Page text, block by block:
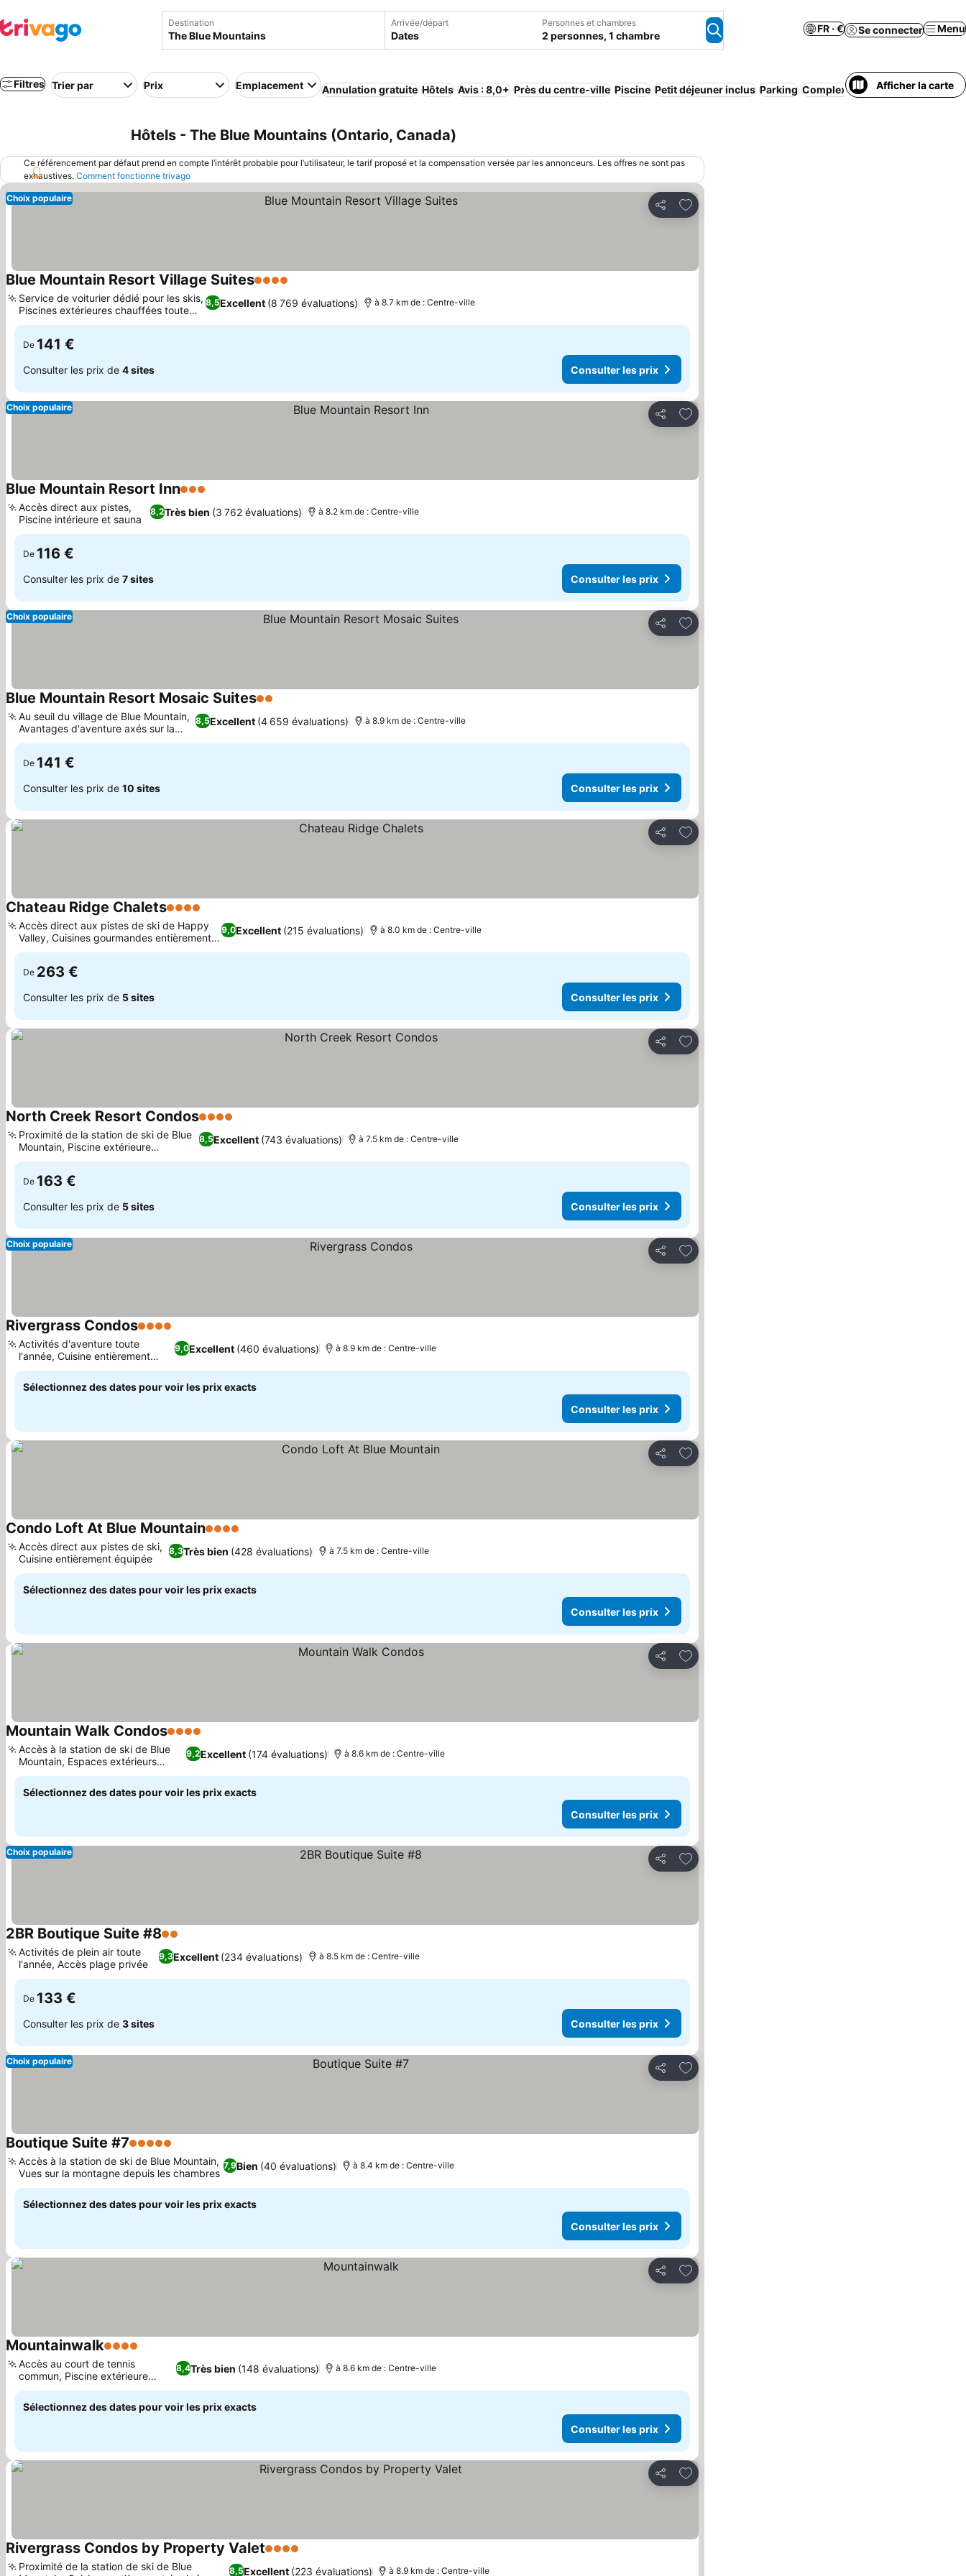
Destination Arrivée/départ
Dates
Personnes et chambres
2 personnes, 1 chambre
FR · € Se connecter Menu
Filtres Trier par Prix Emplacement Annulation gratuite Hôtels Avis : 8,0+ Près du centre-ville Piscine Petit déjeuner inclus Parking Complexe touristiqueAfficher la carte
Hôtels - The Blue Mountains (Ontario, Canada)
Ce référencement par défaut prend en compte l’intérêt probable pour l’utilisateur, le tarif proposé et la compensation versée par les annonceurs. Les offres ne sont pas
exhaustives. Comment fonctionne trivago
Partager
Ajouter à mes favoris
Choix populaire
Blue Mountain Resort Village Suites4 Étoiles
8,5Excellent (8 769 évaluations)
Service de voiturier dédié pour les skis,
Piscines extérieures chauffées toute
l'année
à 8.7 km de : Centre-ville
De 141 €
Consulter les prix de 4 sites Consulter les prix
Partager
Ajouter à mes favoris
Choix populaire
Blue Mountain Resort Inn3 Étoiles
8,2Très bien (3 762 évaluations)
Accès direct aux pistes,
Piscine intérieure et sauna
à 8.2 km de : Centre-ville
De 116 €
Consulter les prix de 7 sites Consulter les prix
Partager
Ajouter à mes favoris
Choix populaire
Blue Mountain Resort Mosaic Suites2 Étoiles
8,5Excellent (4 659 évaluations)
Au seuil du village de Blue Mountain,
Avantages d'aventure axés sur la
famille
à 8.9 km de : Centre-ville
De 141 €
Consulter les prix de 10 sites Consulter les prix
Partager
Ajouter à mes favoris
Chateau Ridge Chalets4 Étoiles
9,0Excellent (215 évaluations)
Accès direct aux pistes de ski de Happy
Valley, Cuisines gourmandes entièrement
équipées
à 8.0 km de : Centre-ville
De 263 €
Consulter les prix de 5 sites Consulter les prix
Partager
Ajouter à mes favoris
North Creek Resort Condos4 Étoiles
8,5Excellent (743 évaluations)
Proximité de la station de ski de Blue
Mountain, Piscine extérieure
saisonnière
à 7.5 km de : Centre-ville
De 163 €
Consulter les prix de 5 sites Consulter les prix
Partager
Ajouter à mes favoris
Choix populaire
Rivergrass Condos4 Étoiles
9,0Excellent (460 évaluations)
Activités d'aventure toute
l'année, Cuisine entièrement
équipée
à 8.9 km de : Centre-ville
Sélectionnez des dates pour voir les prix exacts
Consulter les prix
Partager
Ajouter à mes favoris
Condo Loft At Blue Mountain4 Étoiles
8,3Très bien (428 évaluations)
Accès direct aux pistes de ski,
Cuisine entièrement équipée
à 7.5 km de : Centre-ville
Sélectionnez des dates pour voir les prix exacts
Consulter les prix
Partager
Ajouter à mes favoris
Mountain Walk Condos4 Étoiles
9,2Excellent (174 évaluations)
Accès à la station de ski de Blue
Mountain, Espaces extérieurs
privés
à 8.6 km de : Centre-ville
Sélectionnez des dates pour voir les prix exacts
Consulter les prix
Partager
Ajouter à mes favoris
Choix populaire
2BR Boutique Suite #82 Étoiles
9,3Excellent (234 évaluations)
Activités de plein air toute
l'année, Accès plage privée
à 8.5 km de : Centre-ville
De 133 €
Consulter les prix de 3 sites Consulter les prix
Partager
Ajouter à mes favoris
Choix populaire
Boutique Suite #75 Étoiles
7,9Bien (40 évaluations)
Accès à la station de ski de Blue Mountain,
Vues sur la montagne depuis les chambres
à 8.4 km de : Centre-ville
Sélectionnez des dates pour voir les prix exacts
Consulter les prix
Partager
Ajouter à mes favoris
Mountainwalk4 Étoiles
8,4Très bien (148 évaluations)
Accès au court de tennis
commun, Piscine extérieure
commune
à 8.6 km de : Centre-ville
Sélectionnez des dates pour voir les prix exacts
Consulter les prix
Partager
Ajouter à mes favoris
Rivergrass Condos by Property Valet4 Étoiles
8,5Excellent (223 évaluations)
Proximité de la station de ski de Blue
à 8.9 km de : Centre-ville